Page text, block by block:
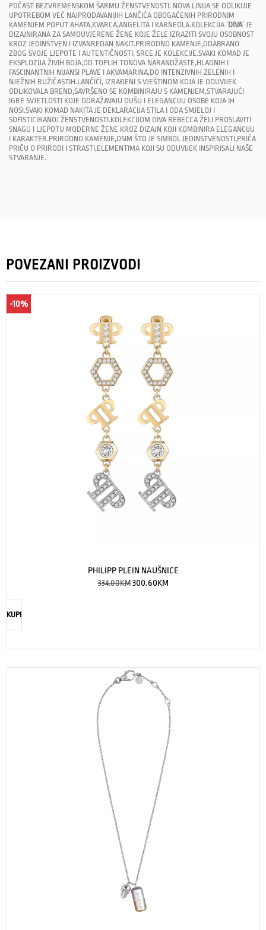
POČAST BEZVREMENSKOM ŠARMU ŽENSTVENOSTI. NOVA LINIJA SE ODLIKUJE
UPOTREBOM VEĆ NAJPRODAVANIJIH LANČIĆA OBOGAĆENIH PRIRODNIM
KAMENJEM POPUT AHATA,KVARCA,ANGELITA I KARNEOLA.KOLEKCIJA ‘DIVA‘ JE
DIZAJNIRANA ZA SAMOUVJERENE ŽENE KOJE ŽELE IZRAZITI SVOJU OSOBNOST
KROZ JEDINSTVEN I IZVANREDAN NAKIT.PRIRODNO KAMENJE,ODABRANO
ZBOG SVOJE LJEPOTE I AUTENTIČNOSTI, SRCE JE KOLEKCIJE.SVAKI KOMAD JE
EKSPLOZIJA ŽIVIH BOJA,OD TOPLIH TONOVA NARANDŽASTE,HLADNIH I
FASCINANTNIH NIJANSI PLAVE I AKVAMARINA,DO INTENZIVNIH ZELENIH I
NJEŽNIH RUŽIČASTIH.LANČIĆI, IZRAĐENI S VJEŠTINOM KOJA JE ODUVIJEK
ODLIKOVALA BREND,SAVRŠENO SE KOMBINIRAJU S KAMENJEM,STVARAJUĆI
IGRE SVJETLOSTI KOJE ODRAŽAVAJU DUŠU I ELEGANCIJU OSOBE KOJA IH
NOSI.SVAKI KOMAD NAKITA JE DEKLARACIJA STILA I ODA SMJELOJ I
SOFISTICIRANOJ ŽENSTVENOSTI.KOLEKCIJOM DIVA REBECCA ŽELI PROSLAVITI
SNAGU I LJEPOTU MODERNE ŽENE KROZ DIZAJN KOJI KOMBINIRA ELEGANCIJU
I KARAKTER.PRIRODNO KAMENJE,OSIM ŠTO JE SIMBOL JEDINSTVENOSTI,PRIČA
PRIČU O PRIRODI I STRASTI,ELEMENTIMA KOJI SU ODUVIJEK INSPIRISALI NAŠE
STVARANJE.
POVEZANI PROIZVODI
-10%
PHILIPP PLEIN NAUŠNICE
334.00KM 300.60KM
KUPI